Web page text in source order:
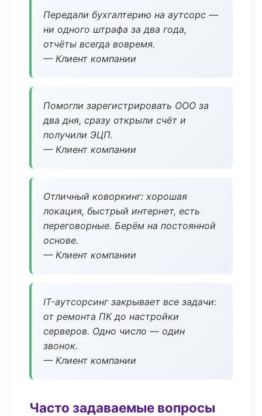
Передали бухгалтерию на аутсорс —
ни одного штрафа за два года,
отчёты всегда вовремя.
— Клиент компании
Помогли зарегистрировать ООО за
два дня, сразу открыли счёт и
получили ЭЦП.
— Клиент компании
Отличный коворкинг: хорошая
локация, быстрый интернет, есть
переговорные. Берём на постоянной
основе.
— Клиент компании
IT-аутсорсинг закрывает все задачи:
от ремонта ПК до настройки
серверов. Одно число — один
звонок.
— Клиент компании
Часто задаваемые вопросы